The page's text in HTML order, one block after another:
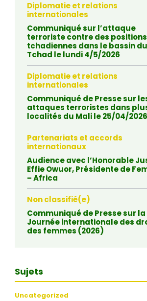
Diplomatie et relations
internationales
Communiqué sur l’attaque
terroriste contre des positions
tchadiennes dans le bassin
Tchad le lundi 4/5/2026
Diplomatie et relations
internationales
Communiqué de Presse sur
attaques terroristes dans
localités du Mali le 25/04/2026
Partenariats et accords
internationaux
Audience avec l’Honorable
Effie Owuor, Présidente de
– Africa
Non classifié(e)
Communiqué de Presse sur la
Journée internationale des
des femmes (2026)
Sujets
Uncategorized